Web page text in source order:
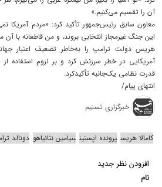
آن را تقسیم می‌کنیم.»
معاون سابق رئیس‌جمهور تأکید کرد: «مردم آمریکا
این جنگ غیرمجاز انتخابی بروند، و من قاطعانه با آن
هریس دولت ترامپ را به‌خاطر تضعیف اعتبار
آمریکایی در خطر سرزنش کرد و بر لزوم استفاده
قدرت نظامی یک‌جانبه تأکیدکرد.
انتهای پیام/
خبرگزاری تسنیم
کامالا هریس پرونده اپستین بنیامین نتانیاهو دونالد
افزودن نظر جدید
نام